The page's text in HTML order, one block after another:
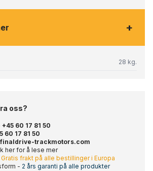
+
28 kg.
oss?
+45 60 17 81 50
60 17 81 50
trackmotors.com
her for å lese mer
Gratis frakt på alle bestillinger i Europa
- 2 års garanti på alle produkter